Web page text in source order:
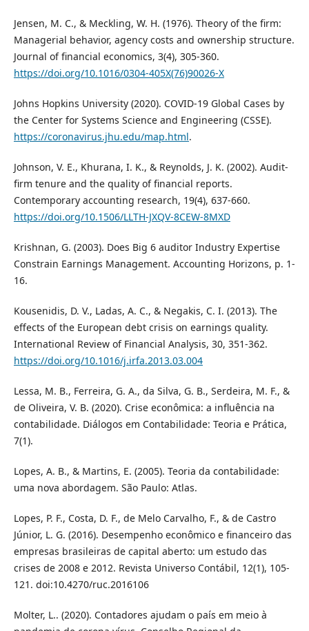
Jensen, M. C., & Meckling, W. H. (1976). Theory of the firm:
Managerial behavior, agency costs and ownership structure.
Journal of financial economics, 3(4), 305-360.
https://doi.org/10.1016/0304-405X(76)90026-X
Johns Hopkins University (2020). COVID-19 Global Cases by
the Center for Systems Science and Engineering (CSSE).
https://coronavirus.jhu.edu/map.html.
Johnson, V. E., Khurana, I. K., & Reynolds, J. K. (2002). Audit‐
firm tenure and the quality of financial reports.
Contemporary accounting research, 19(4), 637-660.
https://doi.org/10.1506/LLTH-JXQV-8CEW-8MXD
Krishnan, G. (2003). Does Big 6 auditor Industry Expertise
Constrain Earnings Management. Accounting Horizons, p. 1-
16.
Kousenidis, D. V., Ladas, A. C., & Negakis, C. I. (2013). The
effects of the European debt crisis on earnings quality.
International Review of Financial Analysis, 30, 351-362.
https://doi.org/10.1016/j.irfa.2013.03.004
Lessa, M. B., Ferreira, G. A., da Silva, G. B., Serdeira, M. F., &
de Oliveira, V. B. (2020). Crise econômica: a influência na
contabilidade. Diálogos em Contabilidade: Teoria e Prática,
7(1).
Lopes, A. B., & Martins, E. (2005). Teoria da contabilidade:
uma nova abordagem. São Paulo: Atlas.
Lopes, P. F., Costa, D. F., de Melo Carvalho, F., & de Castro
Júnior, L. G. (2016). Desempenho econômico e financeiro das
empresas brasileiras de capital aberto: um estudo das
crises de 2008 e 2012. Revista Universo Contábil, 12(1), 105-
121. doi:10.4270/ruc.2016106
Molter, L.. (2020). Contadores ajudam o país em meio à